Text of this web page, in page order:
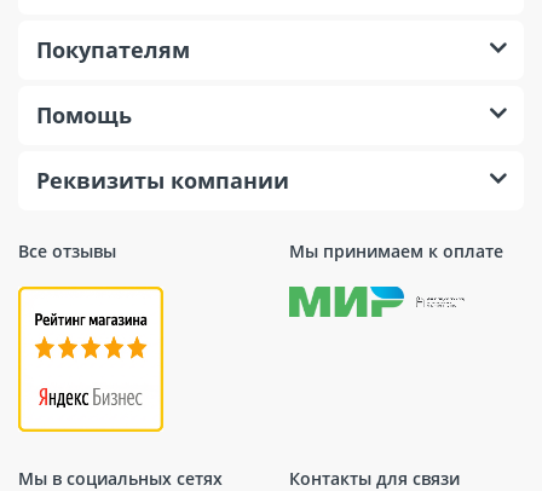
Все отзывы Мы принимаем к оплате
Мы в социальных сетях Контакты для связи
Покупателям
Помощь
Реквизиты компании